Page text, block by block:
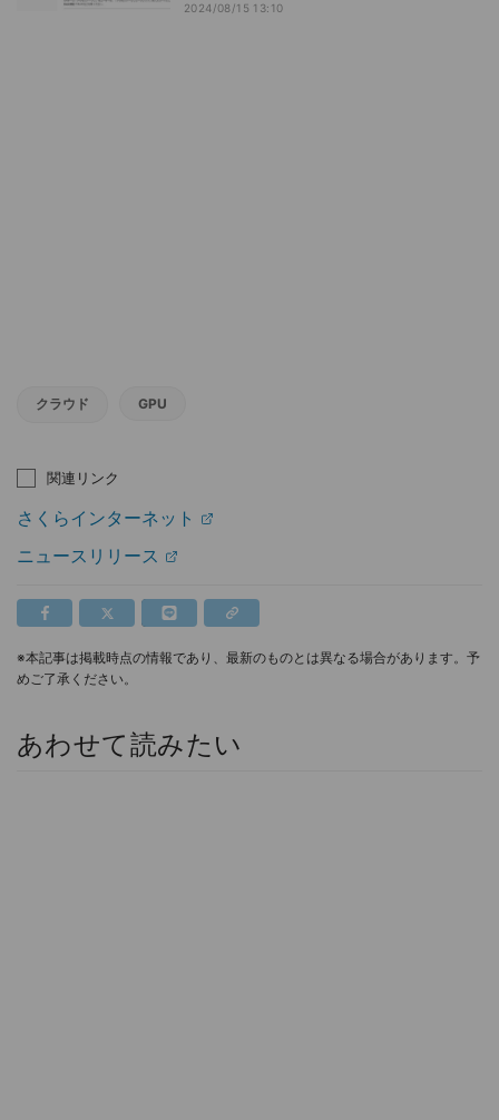
2024/08/15 13:10
クラウド GPU
関連リンク
さくらインターネット
ニュースリリース
※本記事は掲載時点の情報であり、最新のものとは異なる場合があります。予
めご了承ください。
あわせて読みたい